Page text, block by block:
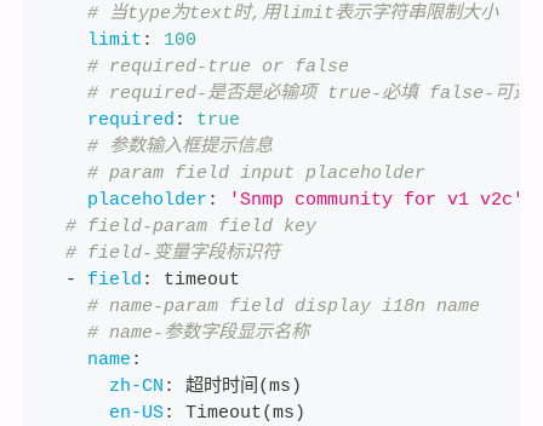
# 当type为text时,用limit表示字符串限制大小
limit :
100
# required-true or false
# required-是否是必输项 true-必填 false-可选
required :
true
# 参数输入框提示信息
# param field input placeholder
placeholder :
'Snmp community for v1 v2c'
# field-param field key
# field-变量字段标识符
-
field :
timeout
# name-param field display i18n name
# name-参数字段显示名称
name :
zh-CN :
超时时间(ms)
en-US:
Timeout(ms)